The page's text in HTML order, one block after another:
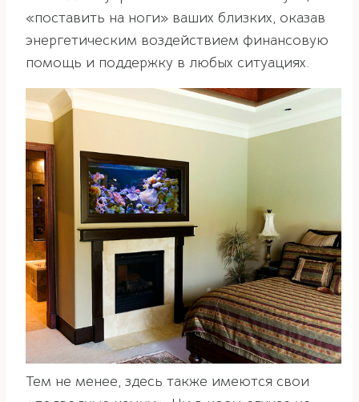
«поставить на ноги» ваших близких, оказав
энергетическим воздействием финансовую
помощь и поддержку в любых ситуациях.
Тем не менее, здесь также имеются свои